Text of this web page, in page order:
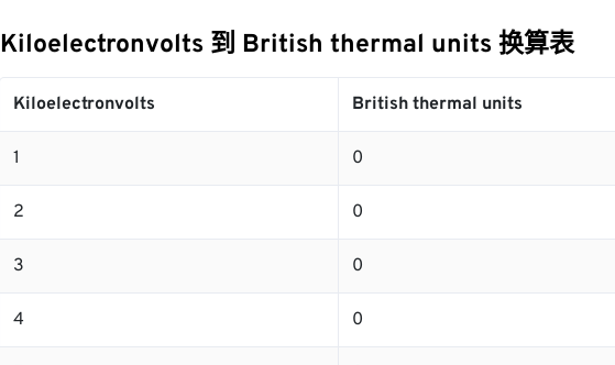
Kiloelectronvolts 到 British thermal units 换算表
Kiloelectronvolts British thermal units
1 0
2 0
3 0
4 0